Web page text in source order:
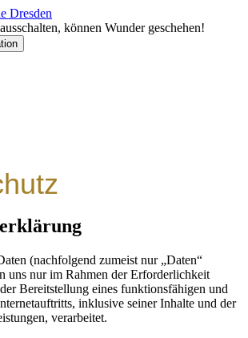
können Wunder geschehen!
(nachfolgend zumeist nur „Daten“
uns nur im Rahmen der Erforderlichkeit
Bereitstellung eines funktionsfähigen und
inklusive seiner Inhalte und der
verarbeitet.